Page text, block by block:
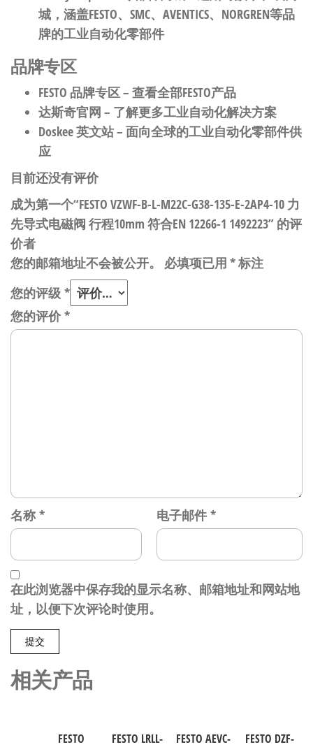
城，涵盖FESTO、SMC、AVENTICS、NORGREN等品
牌的工业自动化零部件
品牌专区
FESTO 品牌专区– 查看全部FESTO产品
达斯奇官网 – 了解更多工业自动化解决方案
Doskee 英文站– 面向全球的工业自动化零部件供
应
目前还没有评价
成为第一个“FESTO VZWF-B-L-M22C-G38-135-E-2AP4-10 力
先导式电磁阀 行程10mm 符合EN 12266-1 1492223” 的评
价者
您的邮箱地址不会被公开。
必填项已用 *标注
您的评级 *
您的评价*
名称 * 电子邮件 *
在此浏览器中保存我的显示名称、邮箱地址和网站地
址，以便下次评论时使用。
相关产品
FESTO
FESTO LRLL-
FESTO AEVC-
FESTO DZF-